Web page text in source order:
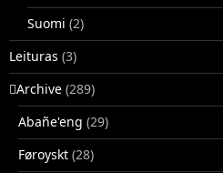
Suomi (2)
Leituras (3)
􏿽Archive (289)
Abañe'eng (29)
Føroyskt (28)